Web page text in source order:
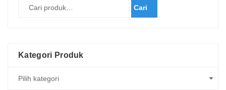
Cari
Kategori Produk